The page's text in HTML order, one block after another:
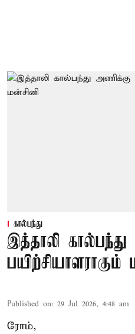
கால்பந்து
இத்தாலி
பயிற்சியாளராகும்
Published on: 29 Jul 2026, 4:48 am
ரோம்,